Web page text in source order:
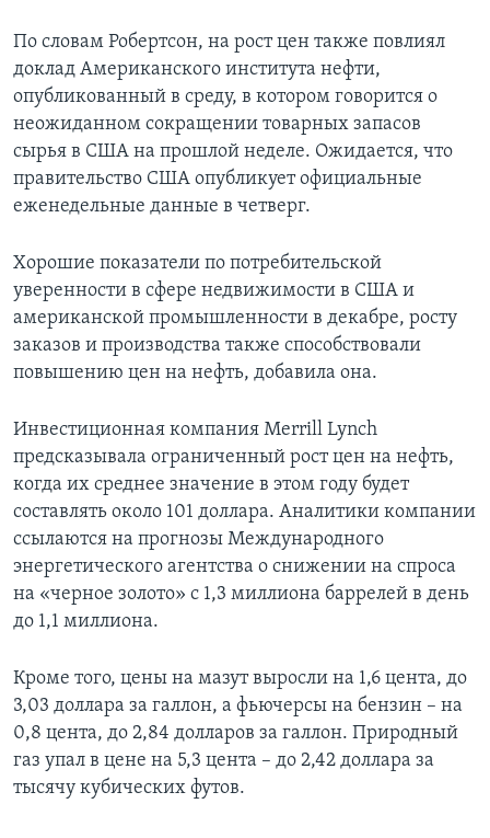
По словам Робертсон, на рост цен также повлиял
доклад Американского института нефти,
опубликованный в среду, в котором говорится о
неожиданном сокращении товарных запасов
сырья в США на прошлой неделе. Ожидается, что
правительство США опубликует официальные
еженедельные данные в четверг.
Хорошие показатели по потребительской
уверенности в сфере недвижимости в США и
американской промышленности в декабре, росту
заказов и производства также способствовали
повышению цен на нефть, добавила она.
Инвестиционная компания Merrill Lynch
предсказывала ограниченный рост цен на нефть,
когда их среднее значение в этом году будет
составлять около 101 доллара. Аналитики компании
ссылаются на прогнозы Международного
энергетического агентства о снижении на спроса
на «черное золото» с 1,3 миллиона баррелей в день
до 1,1 миллиона.
Кроме того, цены на мазут выросли на 1,6 цента, до
3,03 доллара за галлон, а фьючерсы на бензин – на
0,8 цента, до 2,84 долларов за галлон. Природный
газ упал в цене на 5,3 цента – до 2,42 доллара за
тысячу кубических футов.